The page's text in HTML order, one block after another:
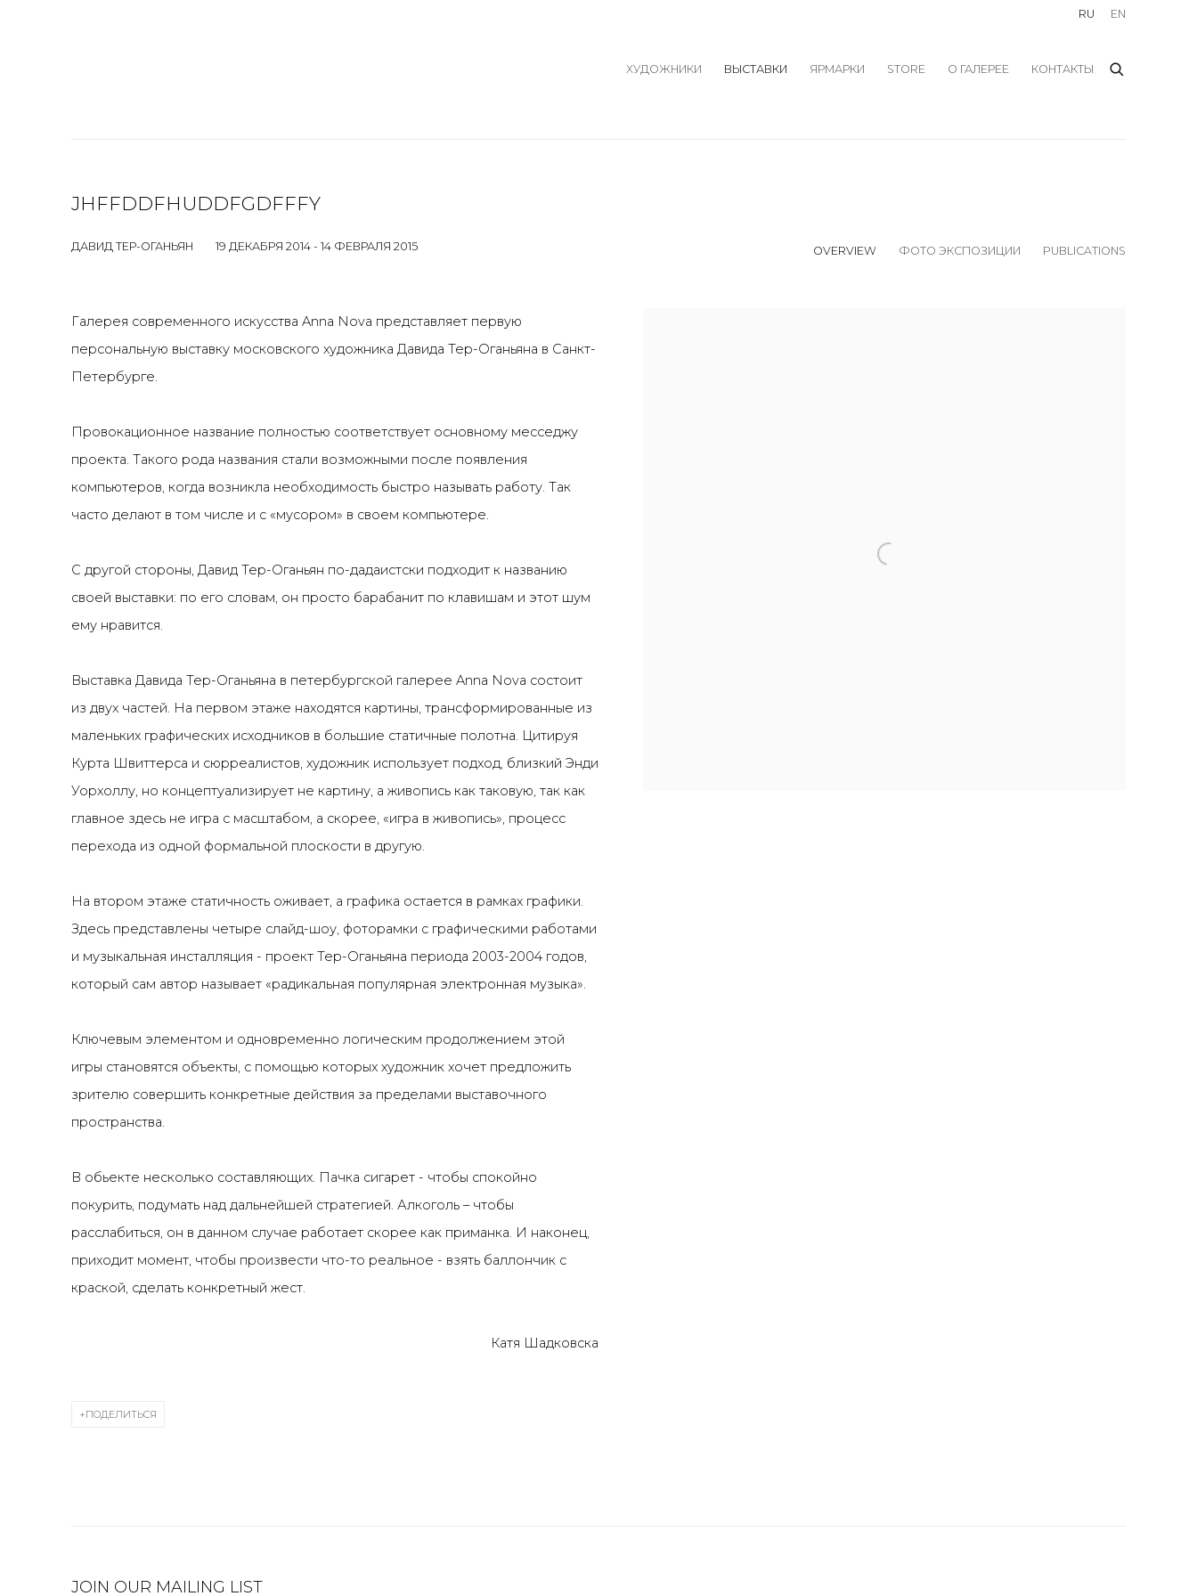
ХУДОЖНИКИ ВЫСТАВКИ ЯРМАРКИ STORE О ГАЛЕРЕЕ КОНТАКТЫ
RU EN
JHFFDDFHUDDFGDFFFY
ДАВИД ТЕР-ОГАНЬЯН 19 ДЕКАБРЯ 2014 - 14 ФЕВРАЛЯ 2015 OVERVIEW ФОТО ЭКСПОЗИЦИИ PUBLICATIONS
Галерея современного искусства Anna Nova представляет первую
персональную выставку московского художника Давида Тер-Оганьяна в Санкт-
Петербурге.
Провокационное название полностью соответствует основному месседжу
проекта. Такого рода названия стали возможными после появления
компьютеров, когда возникла необходимость быстро называть работу. Так
часто делают в том числе и с «мусором» в своем компьютере.
С другой стороны, Давид Тер-Оганьян по-дадаистски подходит к названию
своей выставки: по его словам, он просто барабанит по клавишам и этот шум
ему нравится.
Выставка Давида Тер-Оганьяна в петербургской галерее Anna Nova состоит
из двух частей. На первом этаже находятся картины, трансформированные из
маленьких графических исходников в большие статичные полотна. Цитируя
Курта Швиттерса и сюрреалистов, художник использует подход, близкий Энди
Уорхоллу, но концептуализирует не картину, а живопись как таковую, так как
главное здесь не игра с масштабом, а скорее, «игра в живопись», процесс
перехода из одной формальной плоскости в другую.
На втором этаже статичность оживает, а графика остается в рамках графики.
Здесь представлены четыре слайд-шоу, фоторамки с графическими работами
и музыкальная инсталляция - проект Тер-Оганьяна периода 2003-2004 годов,
который сам автор называет «радикальная популярная электронная музыка».
Ключевым элементом и одновременно логическим продолжением этой
игры становятся объекты, с помощью которых художник хочет предложить
зрителю совершить конкретные действия за пределами выставочного
пространства.
В обьекте несколько составляющих. Пачка сигарет - чтобы спокойно
покурить, подумать над дальнейшей стратегией. Алкоголь – чтобы
расслабиться, он в данном случае работает скорее как приманка. И наконец,
приходит момент, чтобы произвести что-то реальное - взять баллончик с
краской, сделать конкретный жест.
Катя Шадковска
ПОДЕЛИТЬСЯ
JOIN OUR MAILING LIST